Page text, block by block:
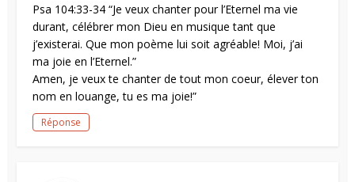
Psa 104:33-34 “Je veux chanter pour l’Eternel ma vie
durant, célébrer mon Dieu en musique tant que
j’existerai. Que mon poème lui soit agréable! Moi, j’ai
ma joie en l’Eternel.”
Amen, je veux te chanter de tout mon coeur, élever ton
nom en louange, tu es ma joie!”
Réponse